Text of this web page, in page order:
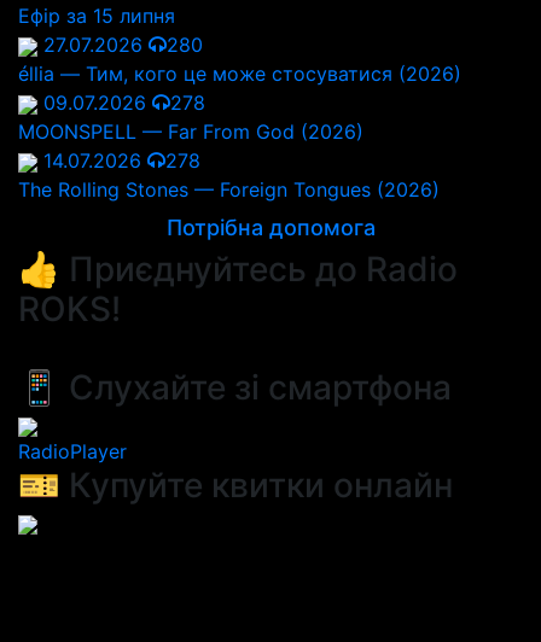
Ефір за 15 липня
27.07.2026
280
éllia — Тим, кого це може стосуватися (2026)
09.07.2026
278
MOONSPELL — Far From God (2026)
14.07.2026
278
The Rolling Stones — Foreign Tongues (2026)
Потрібна допомога
👍 Приєднуйтесь до Radio
ROKS!
📱 Слухайте зі смартфона
RadioPlayer
🎫 Купуйте квитки онлайн